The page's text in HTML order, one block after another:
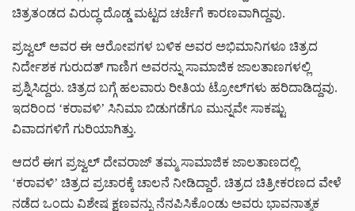
ಚಿತ್ರತಂಡದ ವಿರುದ್ಧ ದೊಡ್ಡ ಮಟ್ಟದ ಚರ್ಚೆಗೆ ಕಾರಣವಾಗಿದ್ದವು.
ಪ್ರಜ್ವಲ್ ಅವರ ಈ ಆರೋಪಗಳ ಬಳಿಕ ಅವರ ಅಭಿಮಾನಿಗಳೂ ಚಿತ್ರದ
ನಿರ್ದೇಶಕ ಗುರುದತ್ ಗಾಣಿಗ ಅವರನ್ನು ಸಾಮಾಜಿಕ ಜಾಲತಾಣಗಳಲ್ಲಿ
ಪ್ರಶ್ನಿಸಿದ್ದರು. ಚಿತ್ರದ ಬಗ್ಗೆ ಹಲವಾರು ರೀತಿಯ ಟ್ರೋಲ್‌ಗಳು ಹರಿದಾಡಿದ್ದವು.
ಇದರಿಂದ ‘ಕರಾವಳಿ’ ಸಿನಿಮಾ ಬಿಡುಗಡೆಗೂ ಮುನ್ನವೇ ಸಾಕಷ್ಟು
ವಿವಾದಗಳಿಗೆ ಗುರಿಯಾಗಿತ್ತು.
ಆದರೆ ಈಗ ಪ್ರಜ್ವಲ್ ದೇವರಾಜ್ ತಮ್ಮ ಸಾಮಾಜಿಕ ಜಾಲತಾಣದಲ್ಲಿ
‘ಕರಾವಳಿ’ ಚಿತ್ರದ ಪ್ರಚಾರಕ್ಕೆ ಚಾಲನೆ ನೀಡಿದ್ದಾರೆ. ಚಿತ್ರದ ಚಿತ್ರೀಕರಣದ ವೇಳೆ
ನಡೆದ ಒಂದು ವಿಶೇಷ ಕ್ಷಣವನ್ನು ನೆನಪಿಸಿಕೊಂಡು ಅವರು ಭಾವನಾತ್ಮಕ